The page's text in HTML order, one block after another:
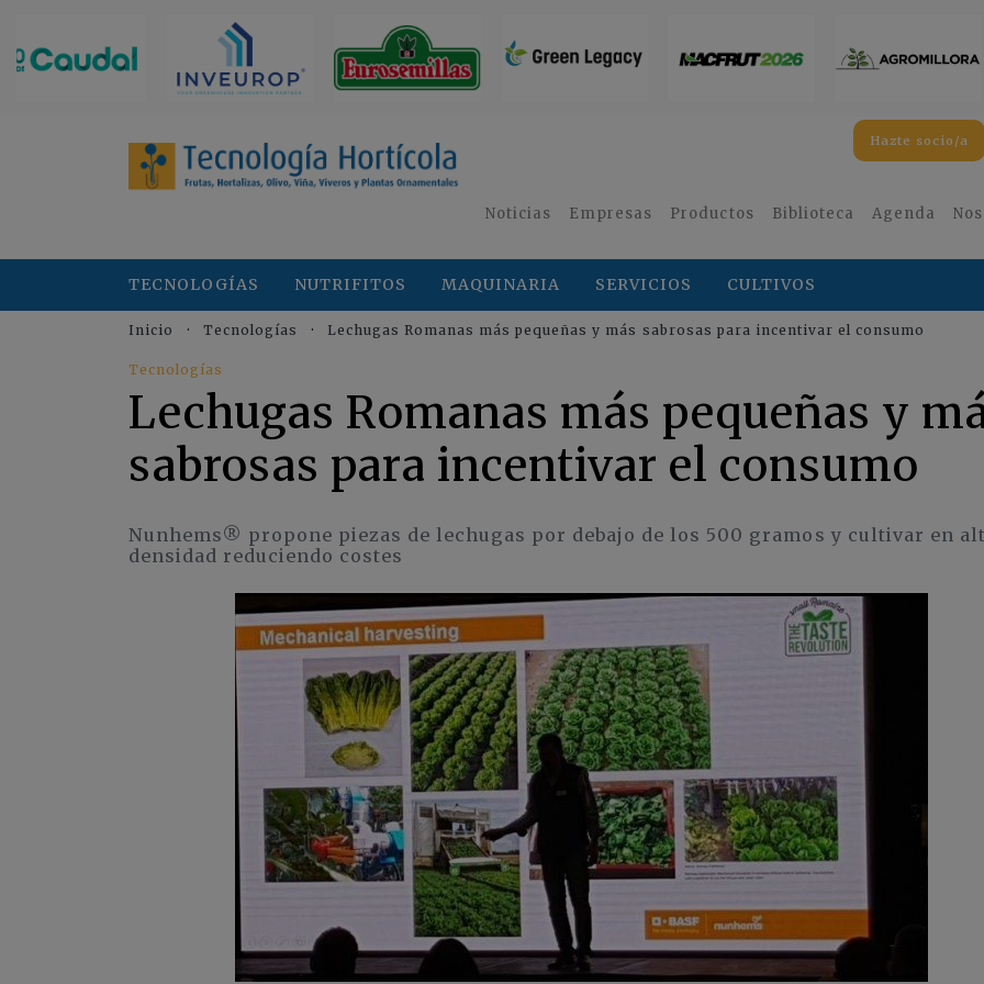
Hazte socio/a
Noticias Empresas Productos Biblioteca Agenda
TECNOLOGÍAS NUTRIFITOS MAQUINARIA SERVICIOS CULTIVOS
Inicio Tecnologías Lechugas Romanas más pequeñas y más sabrosas para incentivar el consumo
Tecnologías
Lechugas Romanas más pequeñas y
sabrosas para incentivar el consumo
Nunhems® propone piezas de lechugas por debajo de los 500 gramos y cultivar en
densidad reduciendo costes